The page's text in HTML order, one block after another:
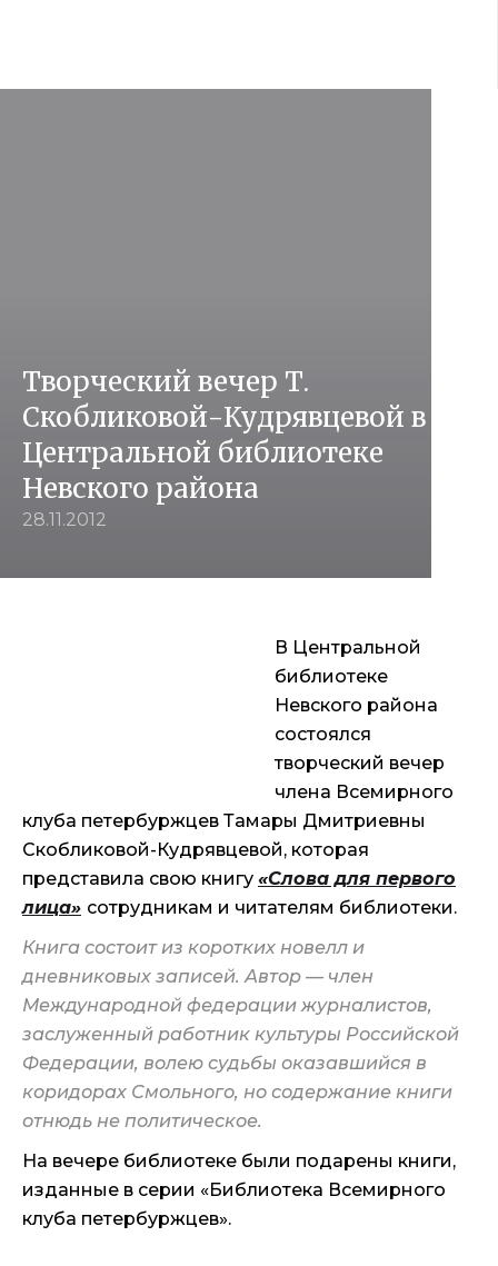
Творческий вечер Т.
Скобликовой-Кудрявцевой в
Центральной библиотеке
Невского района
28.11.2012
В Центральной
библиотеке
Невского района
состоялся
творческий вечер
члена Всемирного
клуба петербуржцев Тамары Дмитриевны
Скобликовой-Кудрявцевой, которая
представила свою книгу «Слова для первого
лица» сотрудникам и читателям библиотеки.
Книга состоит из коротких новелл и
дневниковых записей. Автор — член
Международной федерации журналистов,
заслуженный работник культуры Российской
Федерации, волею судьбы оказавшийся в
коридорах Смольного, но содержание книги
отнюдь не политическое.
На вечере библиотеке были подарены книги,
изданные в серии «Библиотека Всемирного
клуба петербуржцев».